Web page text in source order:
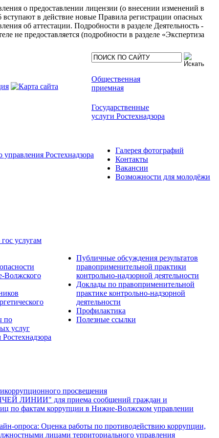
о предоставлении лицензии (о внесении изменений в
в действие новые Правила регистрации опасных
об аттестации. Подробности в разделе Деятельность -
не предоставляется (подробности в разделе «Экспертиза
Общественная
приемная
Государственные
услуги Ростехнадзора
Ростехнадзора
Галерея фотографий
Контакты
Вакансии
Возможности для молодёжи
услугам
Волжского
по
услуг
Публичные обсуждения результатов
правоприменительной практики
контрольно-надзорной деятельности
Доклады по правоприменительной
практике контрольно-надзорной
деятельности
Профилактика
Полезные ссылки
просвещения
ЛИНИИ" для приема сообщений граждан и
по фактам коррупции в Нижне-Волжском управлении
опроса: Оценка работы по противодействию коррупции,
лицами территориального управления